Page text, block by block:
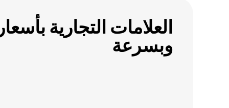
العلامات التجارية
وبسرعة